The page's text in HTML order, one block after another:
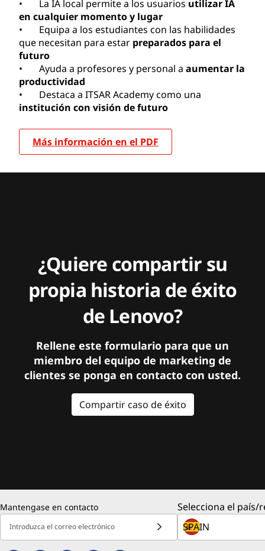
• La IA local permite a los usuarios utilizar IA
en cualquier momento y lugar
• Equipa a los estudiantes con las habilidades
que necesitan para estar preparados para el
futuro
• Ayuda a profesores y personal a aumentar la
productividad
• Destaca a ITSAR Academy como una
institución con visión de futuro
Más información en el PDF
¿Quiere compartir su
propia historia de éxito
de Lenovo?
Rellene este formulario para que un
miembro del equipo de marketing de
clientes se ponga en contacto con usted.
Compartir caso de éxito
Mantengase en contacto
Introduzca el correo electrónico
Selecciona el país/